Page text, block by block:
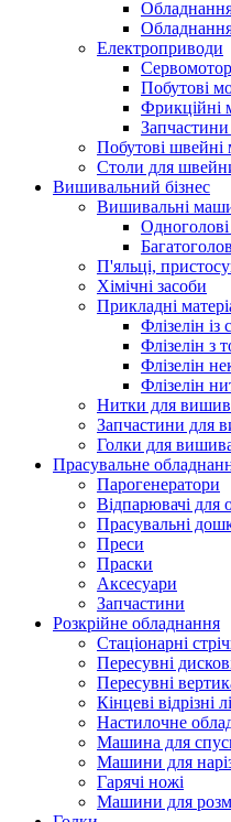
Обладнання
Електроприводи
Побутові
Фрикційні
Запчастини
Побутові
Столи для
Вишивальний бізнес
Вишивальні
П'яльці,
Хімічні засоби
Прикладні
Флізелін
Флізелін з
Флізелін
Флізелін
Нитки для
Запчастини для
Голки для
Прасувальне
Парогенератори
Відпарювачі для
Прасувальні
Преси
Праски
Аксесуари
Запчастини
Розкрійне обладнання
Стаціонарні
Пересувні
Пересувні
Кінцеві відрізні
Настилочне
Машина для
Машини для
Гарячі ножі
Машини для